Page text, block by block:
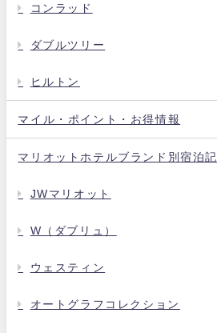
コンラッド
ダブルツリー
ヒルトン
マイル・ポイント・お得情報
マリオットホテルブランド別宿泊記
JWマリオット
W（ダブリュ）
ウェスティン
オートグラフコレクション